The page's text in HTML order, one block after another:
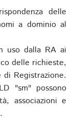
delle
a dominio al
uso dalla RA ai
delle richieste,
Registrazione.
"sm" possono
associazioni e